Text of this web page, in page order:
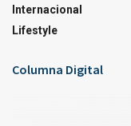
Internacional
Lifestyle
Columna Digital